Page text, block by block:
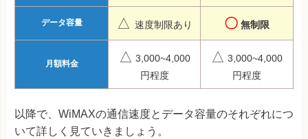
データ容量 △ 速度制限あり 〇 無制限
月額料金 △ 3,000~4,000
円程度
△ 3,000~4,000
円程度
以降で、WiMAXの通信速度とデータ容量のそれぞれにつ
いて詳しく見ていきましょう。